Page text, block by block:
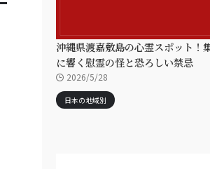
沖縄県渡嘉敷島の心霊スポット！
に響く慰霊の怪と恐ろしい禁忌
2026/5/28
日本の地域別